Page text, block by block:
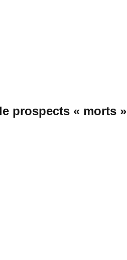
prospects « morts »